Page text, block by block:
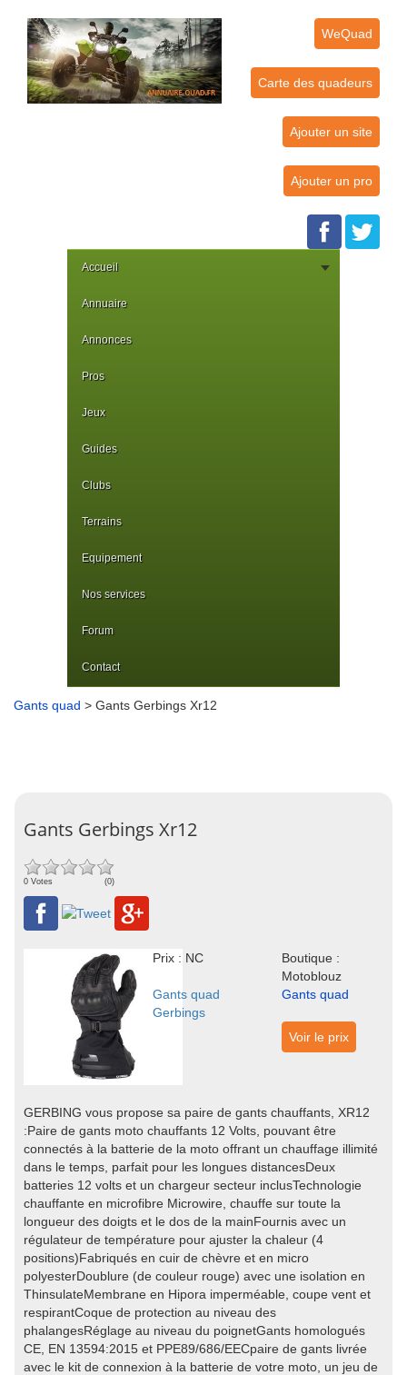
WeQuad
Carte des quadeurs
Ajouter un site
Ajouter un pro
Accueil
Annuaire
Annonces
Pros
Jeux
Guides
Clubs
Terrains
Equipement
Nos services
Forum
Contact
Gants quad > Gants Gerbings Xr12
Gants Gerbings Xr12
0 Votes (0)
Prix : NC
Boutique :
Motoblouz
Gants quad
Gerbings
Gants quad
Voir le prix
GERBING vous propose sa paire de gants chauffants, XR12
:Paire de gants moto chauffants 12 Volts, pouvant être
connectés à la batterie de la moto offrant un chauffage illimité
dans le temps, parfait pour les longues distancesDeux
batteries 12 volts et un chargeur secteur inclusTechnologie
chauffante en microfibre Microwire, chauffe sur toute la
longueur des doigts et le dos de la mainFournis avec un
régulateur de température pour ajuster la chaleur (4
positions)Fabriqués en cuir de chèvre et en micro
polyesterDoublure (de couleur rouge) avec une isolation en
ThinsulateMembrane en Hipora imperméable, coupe vent et
respirantCoque de protection au niveau des
phalangesRéglage au niveau du poignetGants homologués
CE, EN 13594:2015 et PPE89/686/EECpaire de gants livrée
avec le kit de connexion à la batterie de votre moto, un jeu de